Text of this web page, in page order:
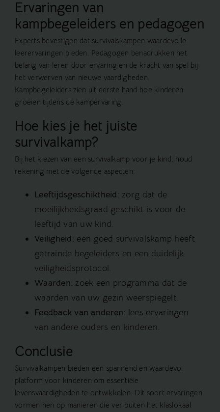
Ervaringen van
kampbegeleiders en pedagogen
Experts bevestigen dat survivalskampen waardevolle
leerervaringen bieden. Pedagogen benadrukken het
belang van leren door ervaring en de kracht van spel bij
het verwerven van nieuwe vaardigheden.
Kampbegeleiders zien uit eerste hand hoe kinderen
groeien tijdens de kampervaring.
Hoe kies je het juiste
survivalkamp?
Bij het kiezen van een survivalkamp voor je kind, houd
rekening met de volgende aspecten:
Leeftijdsgeschiktheid: zorg dat de
moeilijkheidsgraad geschikt is voor de
leeftijd van uw kind.
Veiligheid: een goed survivalskamp heeft
getrainde begeleiders en een duidelijk
veiligheidsprotocol.
Waarden: zoek een programma dat de
waarden van uw gezin weerspiegelt.
Feedback van anderen: lees ervaringen
van andere ouders en kinderen.
Conclusie
Survivalkampen bieden een spannend en waardevol
platform voor kinderen om essentiële
levensvaardigheden te ontwikkelen. Dit soort ervaringen
vormen hen op manieren die ver buiten het klaslokaal